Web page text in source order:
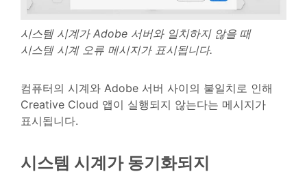
시스템 시계가 Adobe 서버와 일치하지 않을 때
시스템 시계 오류 메시지가 표시됩니다.
컴퓨터의 시계와 Adobe 서버 사이의 불일치로 인해
Creative Cloud 앱이 실행되지 않는다는 메시지가
표시됩니다.
시스템 시계가 동기화되지